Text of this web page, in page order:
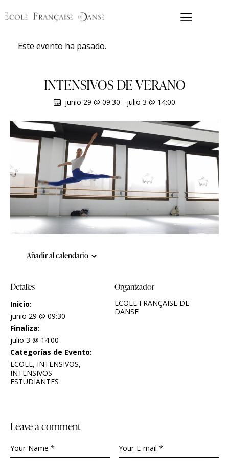
Este evento ha pasado.
INTENSIVOS DE VERANO
junio 29 @ 09:30 - julio 3 @ 14:00
Añadir al calendario
Detalles
Inicio:
junio 29 @ 09:30
Finaliza:
julio 3 @ 14:00
Categorías de Evento:
ECOLE, INTENSIVOS,
INTENSIVOS
ESTUDIANTES
Organizador
ECOLE FRANÇAISE DE
DANSE
leave a comment